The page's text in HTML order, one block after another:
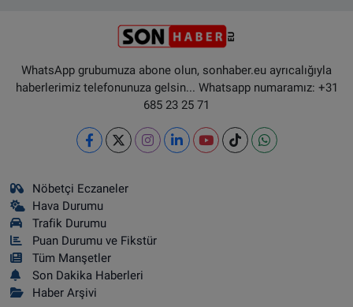
WhatsApp grubumuza abone olun, sonhaber.eu ayrıcalığıyla
haberlerimiz telefonunuza gelsin... Whatsapp numaramız: +31
685 23 25 71
Nöbetçi Eczaneler
Hava Durumu
Trafik Durumu
Puan Durumu ve Fikstür
Tüm Manşetler
Son Dakika Haberleri
Haber Arşivi